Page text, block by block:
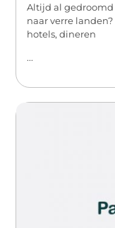
Altijd al gedroomd
naar verre
hotels, dineren
...